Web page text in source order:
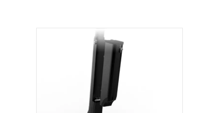
PRIDĖTI Į KREPŠELĮ